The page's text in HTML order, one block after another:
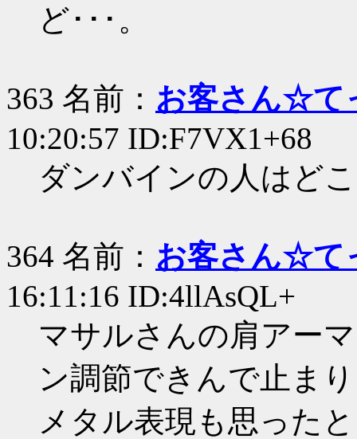
ど･･･。
363 名前： お客さん☆て
10:20:57 ID:F7VX1+68
ダンバインの人はど
364 名前： お客さん☆て
16:11:16 ID:4llAsQL+
マサルさんの肩アー
ン調節できんで止ま
メタル表現も思った